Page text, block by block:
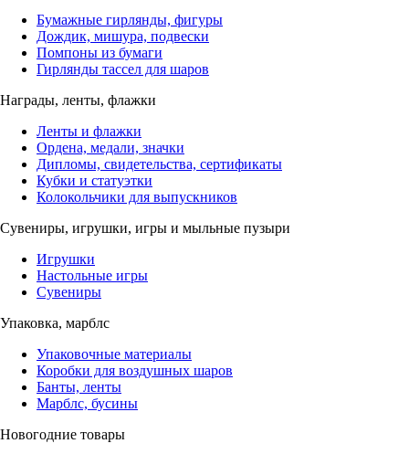
Бумажные гирлянды, фигуры
Дождик, мишура, подвески
Помпоны из бумаги
Гирлянды тассел для шаров
Награды, ленты, флажки
Ленты и флажки
Ордена, медали, значки
Дипломы, свидетельства, сертификаты
Кубки и статуэтки
Колокольчики для выпускников
Сувениры, игрушки, игры и мыльные пузыри
Игрушки
Настольные игры
Сувениры
Упаковка, марблс
Упаковочные материалы
Коробки для воздушных шаров
Банты, ленты
Марблс, бусины
Новогодние товары